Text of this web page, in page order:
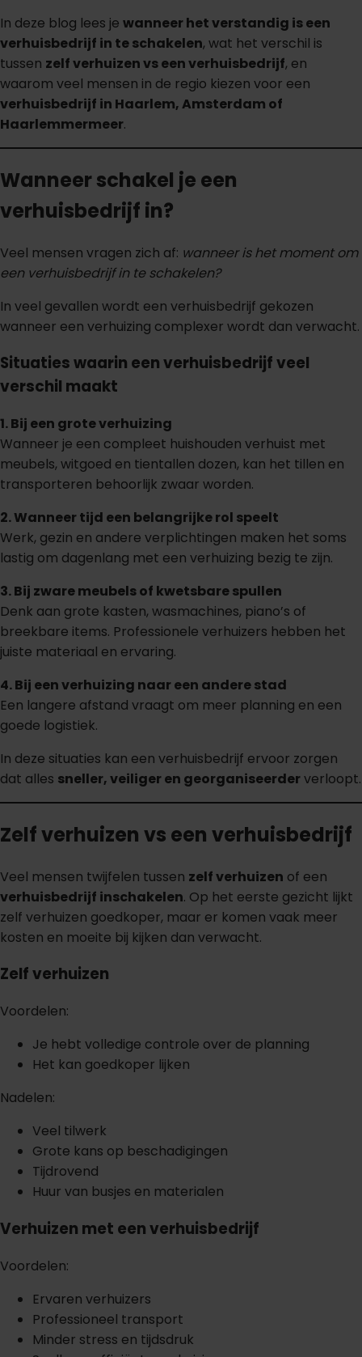
In deze blog lees je wanneer het verstandig is een
verhuisbedrijf in te schakelen, wat het verschil is
tussen zelf verhuizen vs een verhuisbedrijf, en
waarom veel mensen in de regio kiezen voor een
verhuisbedrijf in Haarlem, Amsterdam of
Haarlemmermeer.
Wanneer schakel je een
verhuisbedrijf in?
Veel mensen vragen zich af: wanneer is het moment om
een verhuisbedrijf in te schakelen?
In veel gevallen wordt een verhuisbedrijf gekozen
wanneer een verhuizing complexer wordt dan verwacht.
Situaties waarin een verhuisbedrijf veel
verschil maakt
1. Bij een grote verhuizing
Wanneer je een compleet huishouden verhuist met
meubels, witgoed en tientallen dozen, kan het tillen en
transporteren behoorlijk zwaar worden.
2. Wanneer tijd een belangrijke rol speelt
Werk, gezin en andere verplichtingen maken het soms
lastig om dagenlang met een verhuizing bezig te zijn.
3. Bij zware meubels of kwetsbare spullen
Denk aan grote kasten, wasmachines, piano’s of
breekbare items. Professionele verhuizers hebben het
juiste materiaal en ervaring.
4. Bij een verhuizing naar een andere stad
Een langere afstand vraagt om meer planning en een
goede logistiek.
In deze situaties kan een verhuisbedrijf ervoor zorgen
dat alles sneller, veiliger en georganiseerderverloopt.
Zelf verhuizen vs een verhuisbedrijf
Veel mensen twijfelen tussen zelf verhuizen of een
verhuisbedrijf inschakelen. Op het eerste gezicht lijkt
zelf verhuizen goedkoper, maar er komen vaak meer
kosten en moeite bij kijken dan verwacht.
Zelf verhuizen
Voordelen:
Je hebt volledige controle over de planning
Het kan goedkoper lijken
Nadelen:
Veel tilwerk
Grote kans op beschadigingen
Tijdrovend
Huur van busjes en materialen
Verhuizen met een verhuisbedrijf
Voordelen:
Ervaren verhuizers
Professioneel transport
Minder stress en tijdsdruk